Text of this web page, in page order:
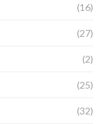
(16)
(27)
(2)
(25)
(32)